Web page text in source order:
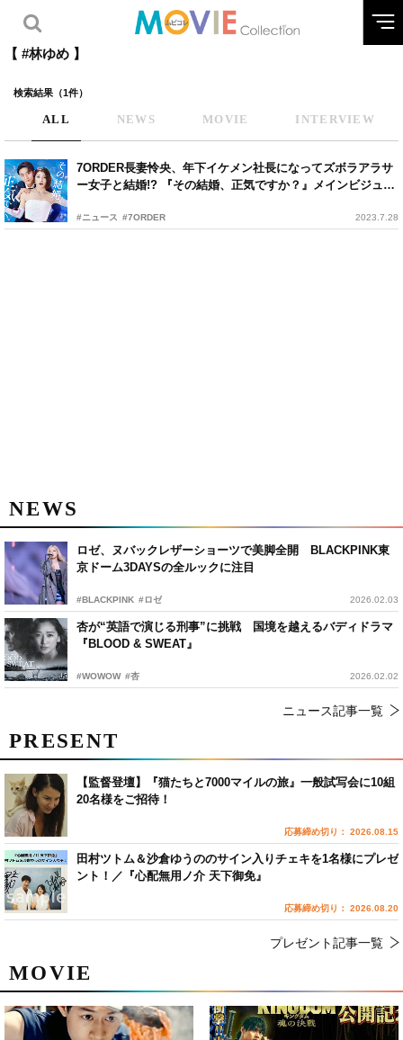
【 #林ゆめ 】
検索結果（1件）
ALL NEWS MOVIE INTERVIEW
7ORDER長妻怜央、年下イケメン社長になってズボラアラサ
ー女子と結婚!? 『その結婚、正気ですか？』メインビジュア
#ニュース #7ORDER 2023.7.28
NEWS
ロゼ、ヌバックレザーショーツで美脚全開 BLACKPINK東
京ドーム3DAYSの全ルックに注目
#BLACKPINK #ロゼ 2026.02.03
杏が“英語で演じる刑事”に挑戦 国境を越えるバディドラマ
『BLOOD & SWEAT』
#WOWOW #杏 2026.02.02
ニュース記事一覧
MOVIE
PRESENT
【監督登壇】『猫たちと7000マイルの旅』一般試写会に10組
20名様をご招待！
応募締め切り： 2026.08.15
田村ツトム＆沙倉ゆうののサイン入りチェキを1名様にプレゼ
ント！／『心配無用ノ介 天下御免』
応募締め切り： 2026.08.20
プレゼント記事一覧